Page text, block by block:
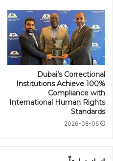
Dubai’s Correctional
Institutions Achieve 100%
Compliance with
International Human Rights
Standards
2026-08-05